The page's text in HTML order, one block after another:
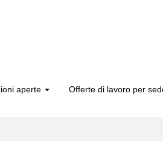
aperte Offerte di lavoro per